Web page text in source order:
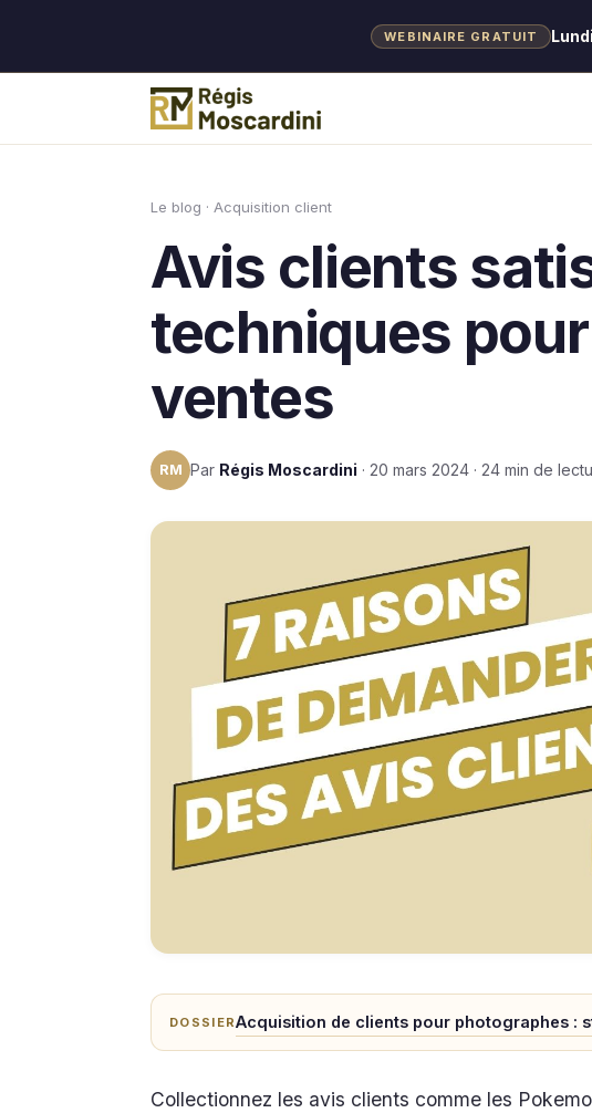
WEBINAIRE GRATUIT
Le blog · Acquisition client
Avis clients
techniques
ventes
RM Par Régis Moscardini · 20 mars 2024 · 24 min de
DOSSIERAcquisition de clients pour photographes :
Collectionnez les avis clients comme les